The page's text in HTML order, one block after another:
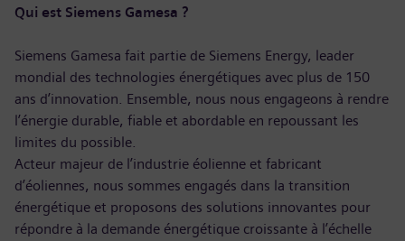
Qui est Siemens Gamesa ?
Siemens Gamesa fait partie de Siemens Energy, leader
mondial des technologies énergétiques avec plus de 150
ans d’innovation. Ensemble, nous nous engageons à rendre
l’énergie durable, fiable et abordable en repoussant les
limites du possible.
Acteur majeur de l’industrie éolienne et fabricant
d’éoliennes, nous sommes engagés dans la transition
énergétique et proposons des solutions innovantes pour
répondre à la demande énergétique croissante à l’échelle